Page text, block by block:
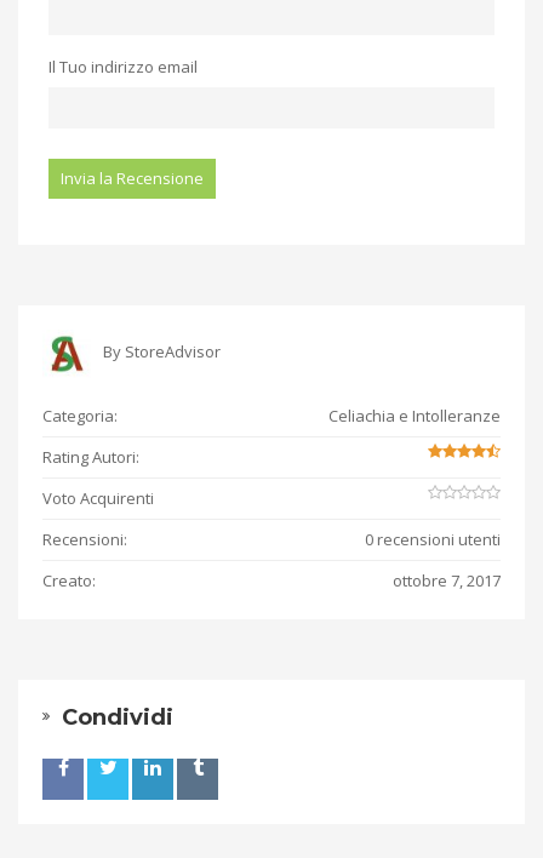
Il Tuo indirizzo email
By StoreAdvisor
Categoria:
Celiachia e Intolleranze
Rating Autori:
Voto Acquirenti
Recensioni:
0 recensioni utenti
Creato:
ottobre 7, 2017
Condividi